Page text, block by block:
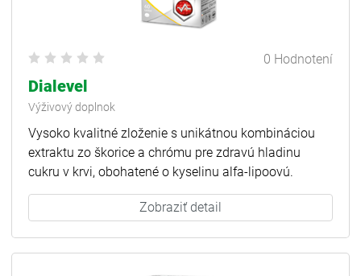
0 Hodnotení
Dialevel
Výživový doplnok
Vysoko kvalitné zloženie s unikátnou kombináciou
extraktu zo škorice a chrómu pre zdravú hladinu
cukru v krvi, obohatené o kyselinu alfa-lipoovú.
Zobraziť detail